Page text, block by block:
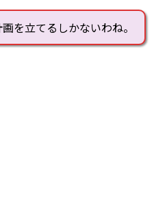
を立てるしかないわね。